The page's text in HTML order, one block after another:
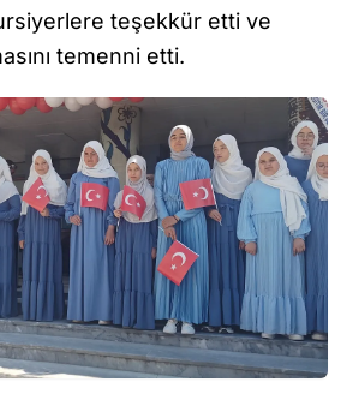
teşekkür etti ve
temenni etti.